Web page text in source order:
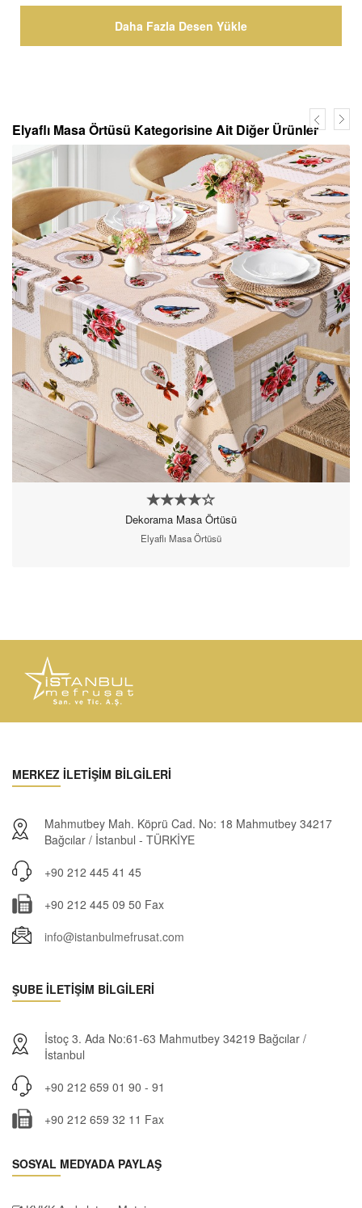
Daha Fazla Desen Yükle
Elyaflı Masa Örtüsü Kategorisine Ait Diğer Ürünler
Dekorama Masa Örtüsü
Elyaflı Masa Örtüsü
MERKEZ İLETİŞİM BİLGİLERİ
Mahmutbey Mah. Köprü Cad. No: 18 Mahmutbey 34217
Bağcılar / İstanbul - TÜRKİYE
+90 212 445 41 45
+90 212 445 09 50 Fax
info@istanbulmefrusat.com
ŞUBE İLETİŞİM BİLGİLERİ
İstoç 3. Ada No:61-63 Mahmutbey 34219 Bağcılar /
İstanbul
+90 212 659 01 90 - 91
+90 212 659 32 11 Fax
SOSYAL MEDYADA PAYLAŞ